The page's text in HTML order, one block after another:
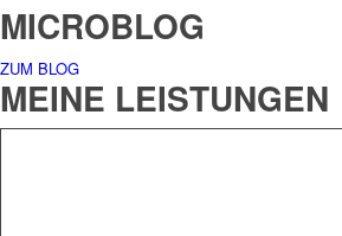
MICROBLOG
ZUM BLOG
MEINE LEISTUNGEN